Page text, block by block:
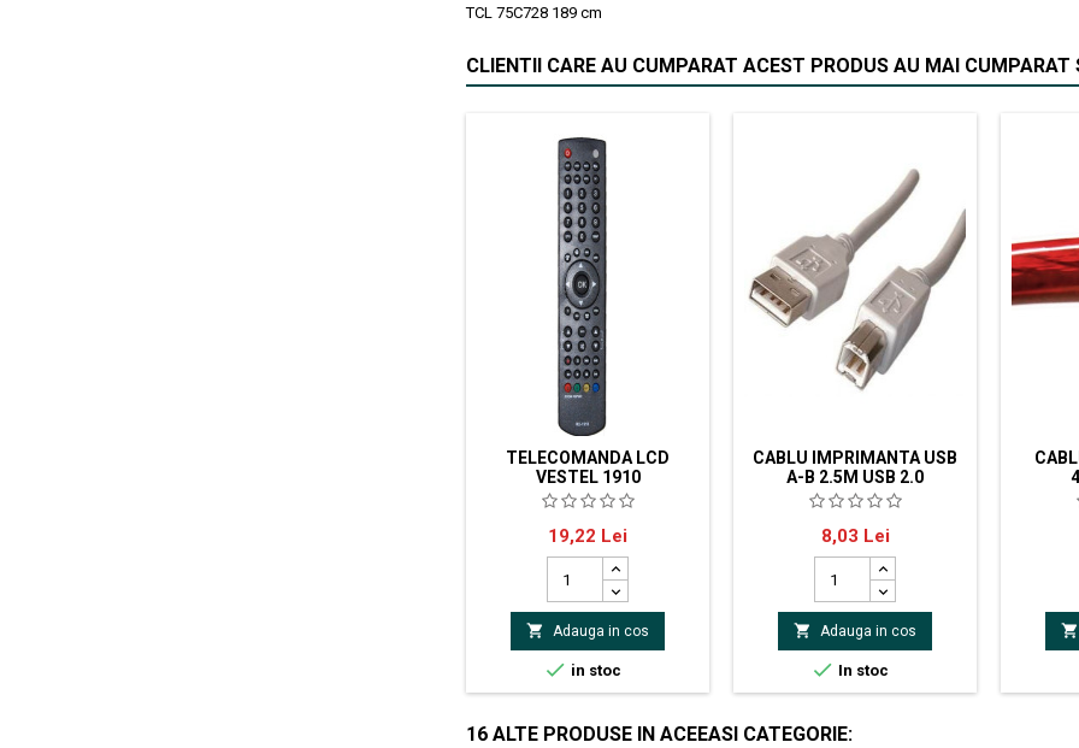
TCL 75C728 189 cm
CLIENTII CARE AU CUMPARAT ACEST PRODUS AU MAI CUMPARAT
TELECOMANDA LCD
VESTEL 1910
Telecomanda LCD Vestel 1910
Pret
19,22 Lei
 Adauga in cos
 in stoc
CABLU IMPRIMANTA USB
A-B 2.5M USB 2.0
Cablu imprimanta USB A-B 2.5m
usb 2.0
Pret
8,03 Lei
 Adauga in cos
 In stoc
Cablu

16 ALTE PRODUSE IN ACEEASI CATEGORIE: